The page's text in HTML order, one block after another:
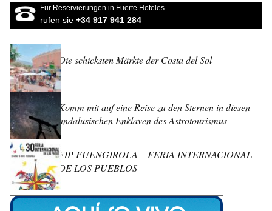
Für Reservierungen in Fuerte Hoteles
rufen sie +34 917 941 284
Die schicksten Märkte der Costa del Sol
Komm mit auf eine Reise zu den Sternen in diesen
andalusischen Enklaven des Astrotourismus
FIP FUENGIROLA – FERIA INTERNACIONAL
DE LOS PUEBLOS